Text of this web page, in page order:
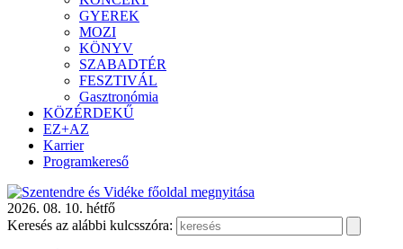
GYEREK
MOZI
KÖNYV
SZABADTÉR
FESZTIVÁL
Gasztronómia
KÖZÉRDEKŰ
EZ+AZ
Karrier
Programkereső
2026. 08. 10. hétfő
Keresés az alábbi kulcsszóra: